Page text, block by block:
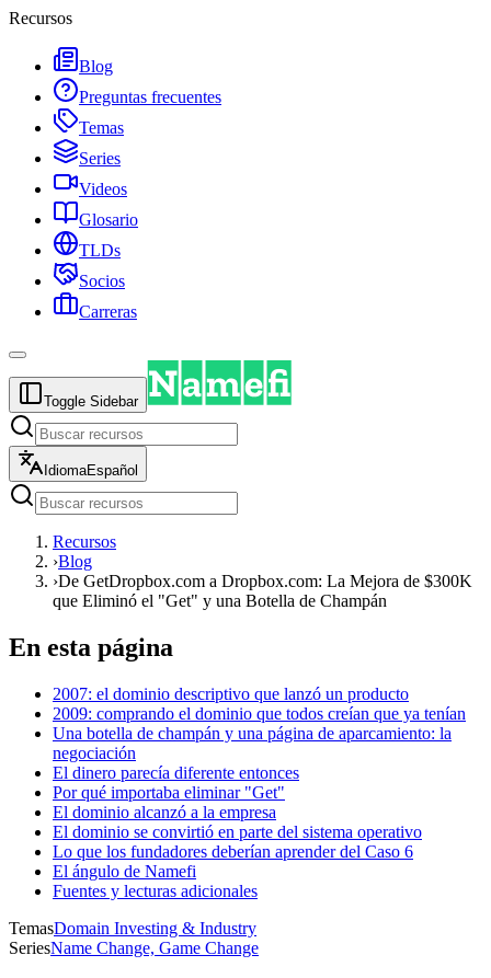
Recursos
Blog
Preguntas frecuentes
Temas
Series
Videos
Glosario
TLDs
Socios
Carreras
Toggle Sidebar
IdiomaEspañol
Recursos
›Blog
›De GetDropbox.com a Dropbox.com: La Mejora de $300K
que Eliminó el "Get" y una Botella de Champán
En esta página
2007: el dominio descriptivo que lanzó un producto
2009: comprando el dominio que todos creían que ya tenían
Una botella de champán y una página de aparcamiento: la
negociación
El dinero parecía diferente entonces
Por qué importaba eliminar "Get"
El dominio alcanzó a la empresa
El dominio se convirtió en parte del sistema operativo
Lo que los fundadores deberían aprender del Caso 6
El ángulo de Namefi
Fuentes y lecturas adicionales
TemasDomain Investing & Industry
SeriesName Change, Game Change